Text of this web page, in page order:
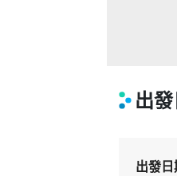
出
出發日